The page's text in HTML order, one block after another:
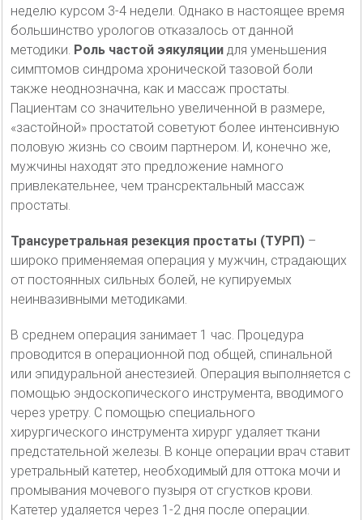
неделю курсом 3-4 недели. Однако в настоящее время
большинство урологов отказалось от данной
методики. Роль частой эякуляции для уменьшения
симптомов синдрома хронической тазовой боли
также неоднозначна, как и массаж простаты.
Пациентам со значительно увеличенной в размере,
«застойной» простатой советуют более интенсивную
половую жизнь со своим партнером. И, конечно же,
мужчины находят это предложение намного
привлекательнее, чем трансректальный массаж
простаты.
Трансуретральная резекция простаты (ТУРП) –
широко применяемая операция у мужчин, страдающих
от постоянных сильных болей, не купируемых
неинвазивными методиками.
В среднем операция занимает 1 час. Процедура
проводится в операционной под общей, спинальной
или эпидуральной анестезией. Операция выполняется с
помощью эндоскопического инструмента, вводимого
через уретру. С помощью специального
хирургического инструмента хирург удаляет ткани
предстательной железы. В конце операции врач ставит
уретральный катетер, необходимый для оттока мочи и
промывания мочевого пузыря от сгустков крови.
Катетер удаляется через 1-2 дня после операции.